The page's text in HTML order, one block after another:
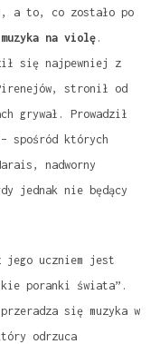
a to, co zostało po
muzyka na violę.
się najpewniej z
stronił od
grywał. Prowadził
spośród których
nadworny
jednak nie będący
jego uczniem jest
poranki świata”.
się muzyka w
odrzuca